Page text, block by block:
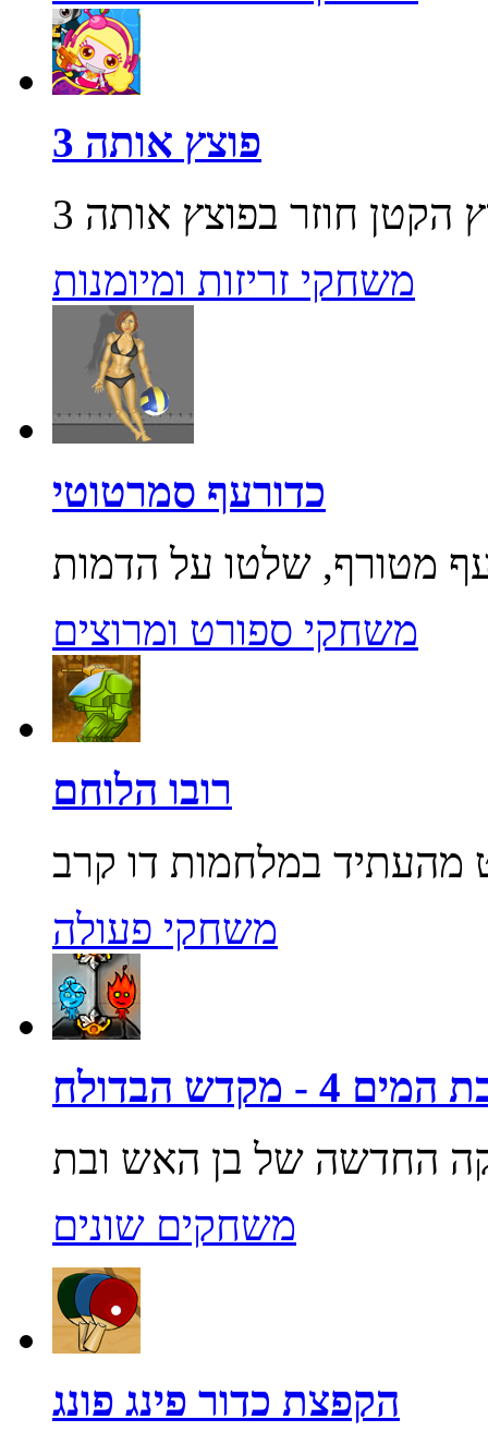
פוצץ אותה 3
משחקי זריזות ומיומנות
כדורעף סמרטוטי
משחקי ספורט ומרוצים
רובו הלוחם
משחקי פעולה
מקדש הבדולח
משחקים שונים
הקפצת כדור פינג פונג